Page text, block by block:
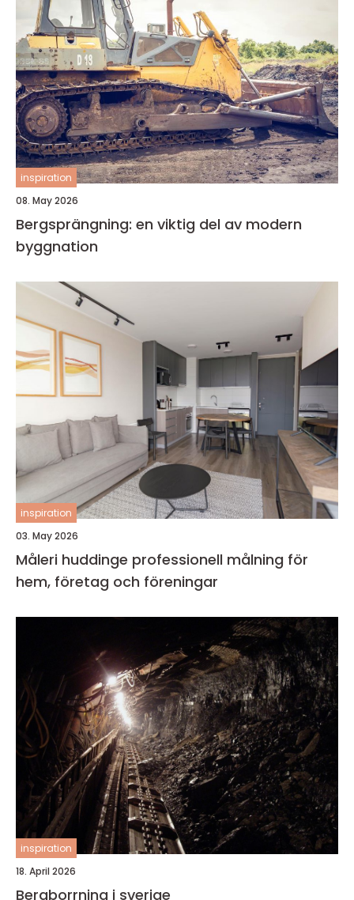
inspiration
08. May 2026
Bergsprängning: en viktig del av modern
byggnation
inspiration
03. May 2026
Måleri huddinge professionell målning för
hem, företag och föreningar
inspiration
18. April 2026
Bergborrning i sverige